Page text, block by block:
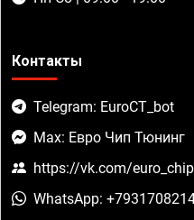
Контакты
Telegram: EuroCT_bot
Max: Евро Чип Тюнинг
https://vk.com/
WhatsApp: